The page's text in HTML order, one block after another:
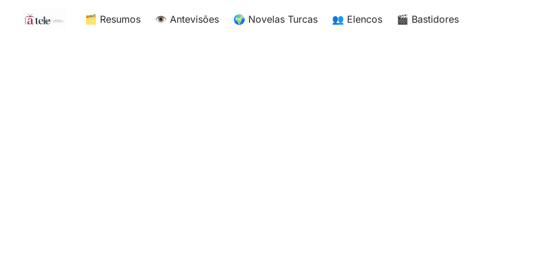
🗂 Resumos 👁 Antevisões 🌍 Novelas Turcas 👥 Elencos 🎬 Bastidores